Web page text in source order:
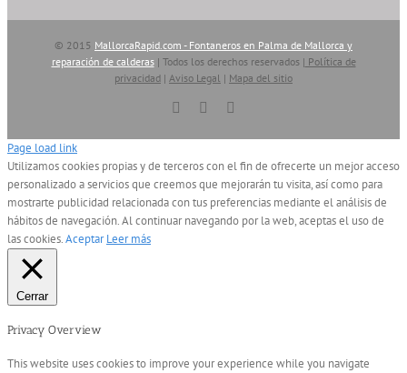
© 2015 MallorcaRapid.com - Fontaneros en Palma de Mallorca y
reparación de calderas| Todos los derechos reservados | Política de
privacidad | Aviso Legal | Mapa del sitio
Vimeo YouTube
Page load link
Utilizamos cookies propias y de terceros con el fin de ofrecerte un mejor acceso
personalizado a servicios que creemos que mejorarán tu visita, así como para
mostrarte publicidad relacionada con tus preferencias mediante el análisis de
hábitos de navegación. Al continuar navegando por la web, aceptas el uso de
las cookies.Aceptar Leer más
Cerrar
Privacy Overview
This website uses cookies to improve your experience while you navigate